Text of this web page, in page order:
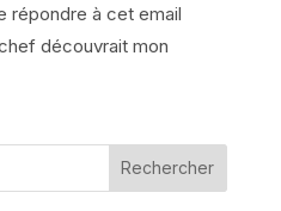
répondre à cet email
découvrait mon
Rechercher